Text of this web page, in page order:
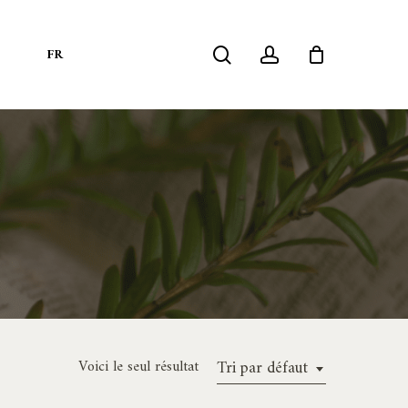
FR searchaccount
Tri par défaut
Voici le seul résultat